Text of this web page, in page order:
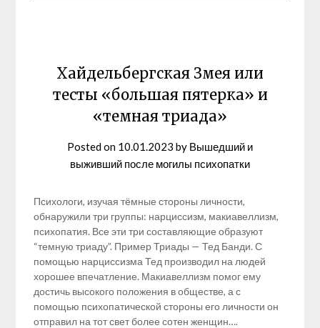
Хайдельбергская Змея или
тесты «большая пятерка» и
«темная триада»
Posted on 10.01.2023 by Вышедший и
выживший после могилы психопатки
Психологи, изучая тёмные стороны личности,
обнаружили три группы: нарциссизм, макиавеллизм,
психопатия. Все эти три составляющие образуют
“темную триаду”. Пример Триады — Тед Банди. С
помощью нарциссизма Тед производил на людей
хорошее впечатление. Макиавеллизм помог ему
достичь высокого положения в обществе, а с
помощью психопатической стороны его личности он
отправил на тот свет более сотен женщин….